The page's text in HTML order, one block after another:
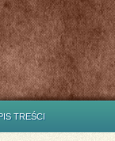
TREŚCI